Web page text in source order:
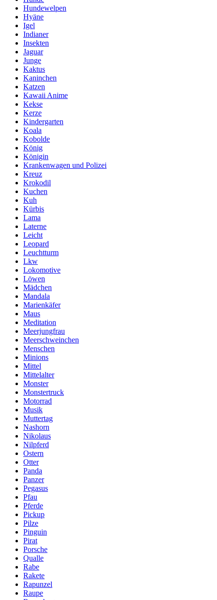
Hundewelpen
Hyäne
Igel
Indianer
Insekten
Jaguar
Junge
Kaktus
Kaninchen
Katzen
Kawaii Anime
Kekse
Kerze
Kindergarten
Koala
Kobolde
König
Königin
Krankenwagen und Polizei
Kreuz
Krokodil
Kuchen
Kuh
Kürbis
Lama
Laterne
Leicht
Leopard
Leuchtturm
Lkw
Lokomotive
Löwen
Mädchen
Mandala
Marienkäfer
Maus
Meditation
Meerjungfrau
Meerschweinchen
Menschen
Minions
Mittel
Mittelalter
Monster
Monstertruck
Motorrad
Musik
Muttertag
Nashorn
Nikolaus
Nilpferd
Ostern
Otter
Panda
Panzer
Pegasus
Pfau
Pferde
Pickup
Pilze
Pinguin
Pirat
Porsche
Qualle
Rabe
Rakete
Rapunzel
Raupe